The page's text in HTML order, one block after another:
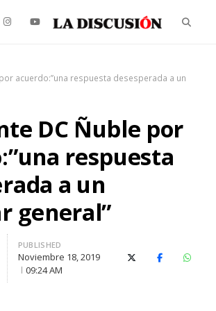
acuerdo:”una respuesta desesperada a un
DC Ñuble por
respuesta
a un
general”
PUBLISHED
Noviembre 18, 2019
09:24 AM
X (Twitter)Facebook